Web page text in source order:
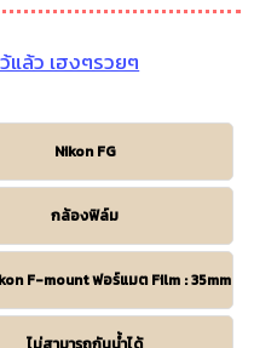
แล้ว เฮงๆรวยๆ
Nikon FG
กล้องฟิล์ม
F-mount ฟอร์แมต Film : 35mm